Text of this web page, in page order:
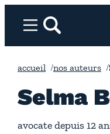
Menurechercher
accueil nos auteurs
Selma
avocate depuis 12